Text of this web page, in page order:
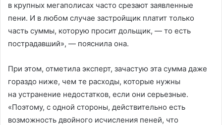
в крупных мегаполисах часто срезают заявленные
пени. И в любом случае застройщик платит только
часть суммы, которую просит дольщик, — то есть
пострадавший», — пояснила она.
При этом, отметила эксперт, зачастую эта сумма даже
гораздо ниже, чем те расходы, которые нужны
на устранение недостатков, если они серьезные.
«Поэтому, с одной стороны, действительно есть
возможность двойного исчисления пеней, что